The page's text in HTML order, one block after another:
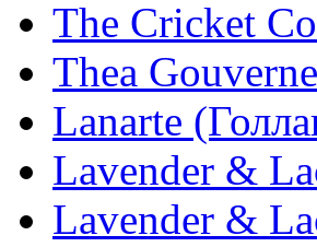
The Cricket
Thea
Lanarte
Lavender &
Lavender &